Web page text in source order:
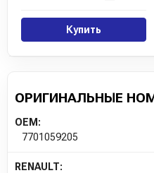
Купить
ОРИГИНАЛЬНЫЕ
OEM:
7701059205
RENAULT: